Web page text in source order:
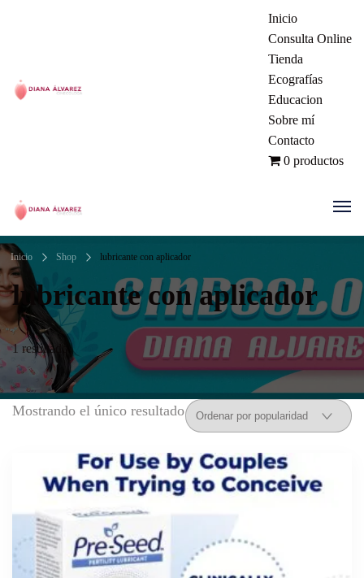
Ginecóloga | Dra. Diana Álvarez
| Manizales Colombia
Inicio
Consulta Online
Tienda
Ecografías
Educacion
Sobre mí
Contacto
0 productos
Ginecóloga | Dra. Diana Álvarez
| Manizales Colombia
Inicio Shop lubricante con aplicador
lubricante con aplicador
1 resultado
Mostrando el único resultado